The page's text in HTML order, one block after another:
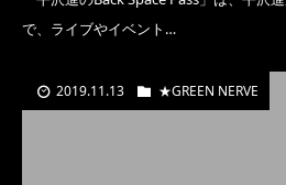
で、ライブやイベント…
2019.11.13 ★GREEN NERVE